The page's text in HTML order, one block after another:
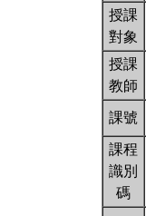
授課
對象
授課
教師
課號
課程
識別
碼